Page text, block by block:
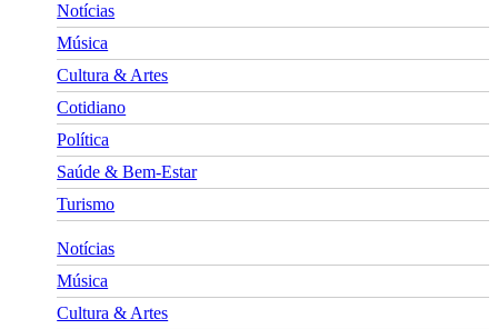
Notícias
Música
Cultura & Artes
Cotidiano
Política
Saúde & Bem-Estar
Turismo
Notícias
Música
Cultura & Artes